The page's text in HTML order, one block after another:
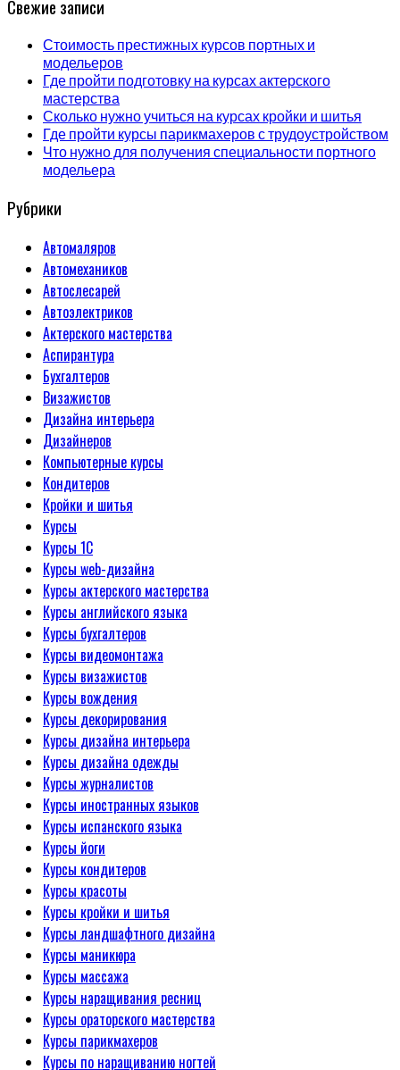
Свежие записи
Стоимость престижных курсов портных и
модельеров
Где пройти подготовку на курсах актерского
мастерства
Сколько нужно учиться на курсах кройки и шитья
Где пройти курсы парикмахеров с трудоустройством
Что нужно для получения специальности портного
модельера
Рубрики
Автомаляров
Автомехаников
Автослесарей
Автоэлектриков
Актерского мастерства
Аспирантура
Бухгалтеров
Визажистов
Дизайна интерьера
Дизайнеров
Компьютерные курсы
Кондитеров
Кройки и шитья
Курсы
Курсы 1С
Курсы web-дизайна
Курсы актерского мастерства
Курсы английского языка
Курсы бухгалтеров
Курсы видеомонтажа
Курсы визажистов
Курсы вождения
Курсы декорирования
Курсы дизайна интерьера
Курсы дизайна одежды
Курсы журналистов
Курсы иностранных языков
Курсы испанского языка
Курсы йоги
Курсы кондитеров
Курсы красоты
Курсы кройки и шитья
Курсы ландшафтного дизайна
Курсы маникюра
Курсы массажа
Курсы наращивания ресниц
Курсы ораторского мастерства
Курсы парикмахеров
Курсы по наращиванию ногтей